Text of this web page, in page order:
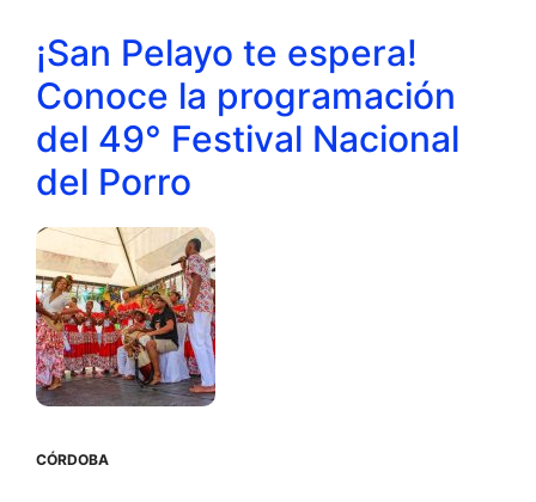
¡San Pelayo te espera!
Conoce la programación
del 49° Festival Nacional
del Porro
CÓRDOBA